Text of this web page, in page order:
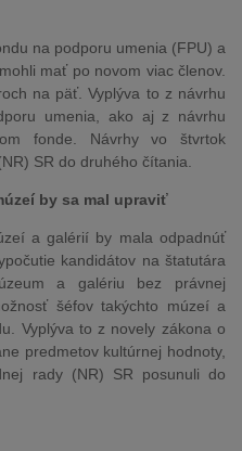
na podporu umenia (FPU) a
mať po novom viac členov.
na päť. Vyplýva to z návrhu
umenia, ako aj z návrhu
fonde. Návrhy vo štvrtok
SR do druhého čítania.
by sa mal upraviť
a galérií by mala odpadnúť
kandidátov na štatutára
a galériu bez právnej
šéfov takýchto múzeí a
Vyplýva to z novely zákona o
predmetov kultúrnej hodnoty,
rady (NR) SR posunuli do